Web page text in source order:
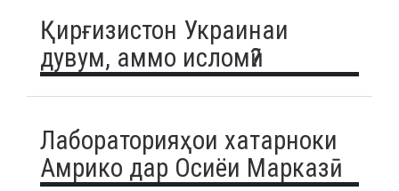
Қирғизистон Украинаи
дувум, аммо исломӣ?
Лабораторияҳои хатарноки
Амрико дар Осиёи Марказӣ